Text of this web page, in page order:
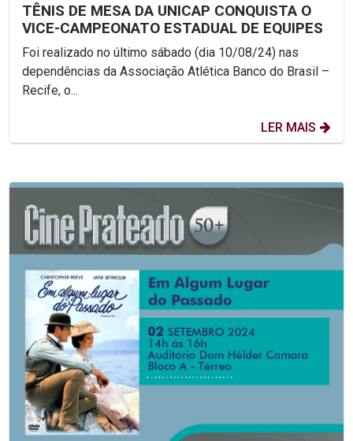
TÊNIS DE MESA DA UNICAP CONQUISTA O
VICE-CAMPEONATO ESTADUAL DE EQUIPES
Foi realizado no último sábado (dia 10/08/24) nas
dependências da Associação Atlética Banco do Brasil –
Recife, o...
LER MAIS